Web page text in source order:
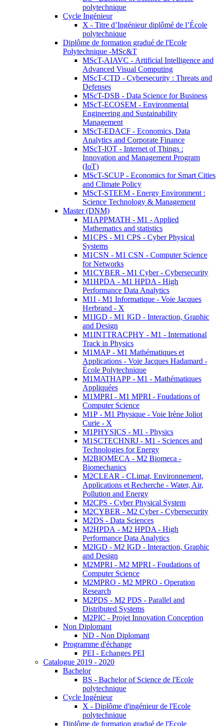
polytechnique
Cycle Ingénieur
X - Titre d’Ingénieur diplômé de l’École
polytechnique
Diplôme de formation gradué de l'Ecole
Polytechnique -MSc&T
MScT-AIAVC - Artificial Intelligence and
Advanced Visual Computing
MScT-CTD - Cybersecurity : Threats and
Defenses
MScT-DSB - Data Science for Business
MScT-ECOSEM - Environmental
Engineering and Sustainability
Management
MScT-EDACF - Economics, Data
Analytics and Corporate Finance
MScT-IOT - Internet of Things :
Innovation and Management Program
(IoT)
MScT-SCUP - Economics for Smart Cities
and Climate Policy
MScT-STEEM - Energy Environment :
Science Technology & Management
Master (DNM)
M1APPMATH - M1 - Applied
Mathematics and statistics
M1CPS - M1 CPS - Cyber Physical
Systems
M1CSN - M1 CSN - Computer Science
for Networks
M1CYBER - M1 Cyber - Cybersecurity
M1HPDA - M1 HPDA - High
Performance Data Analytics
M1I - M1 Informatique - Voie Jacques
Herbrand - X
M1IGD - M1 IGD - Interaction, Graphic
and Design
M1INTTRACPHY - M1 - International
Track in Physics
M1MAP - M1 Mathématiques et
Applications - Voie Jacques Hadamard -
École Polytechnique
M1MATHAPP - M1 - Mathématiques
Appliquées
M1MPRI - M1 MPRI - Foudations of
Computer Science
M1P - M1 Physique - Voie Irène Joliot
Curie - X
M1PHYSICS - M1 - Physics
M1SCTECHNRJ - M1 - Sciences and
Technologies for Energy
M2BIOMECA - M2 Biomeca -
Biomechanics
M2CLEAR - CLimat, Environnement,
Applications et Recherche - Water, Air,
Pollution and Energy
M2CPS - Cyber Physical System
M2CYBER - M2 Cyber - Cybersecurity
M2DS - Data Sciences
M2HPDA - M2 HPDA - High
Performance Data Analytics
M2IGD - M2 IGD - Interaction, Graphic
and Design
M2MPRI - M2 MPRI - Foudations of
Computer Science
M2MPRO - M2 MPRO - Operation
Research
M2PDS - M2 PDS - Parallel and
Distributed Systems
M2PIC - Projet Innovation Conception
Non Diplomant
ND - Non Diplomant
Programme d'échange
PEI - Echanges PEI
Catalogue 2019 - 2020
Bachelor
BS - Bachelor of Science de l'Ecole
polytechnique
Cycle Ingénieur
X - Diplôme d'ingénieur de l'Ecole
polytechnique
Diplôme de formation gradué de l'Ecole